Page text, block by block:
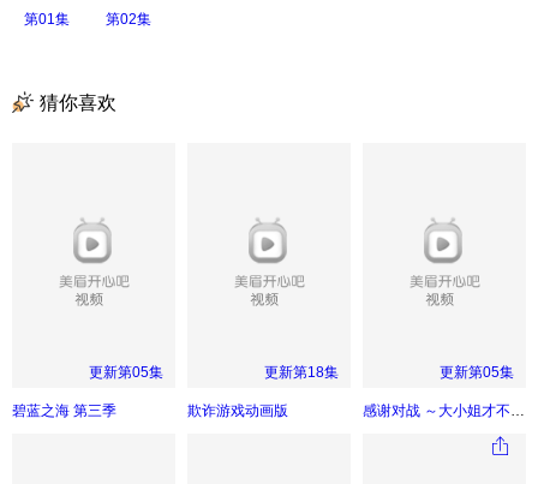
第01集 第02集
猜你喜欢
更新第05集
碧蓝之海 第三季
更新第18集
欺诈游戏动画版
更新第05集
感谢对战 ～大小姐才不玩格斗游戏～